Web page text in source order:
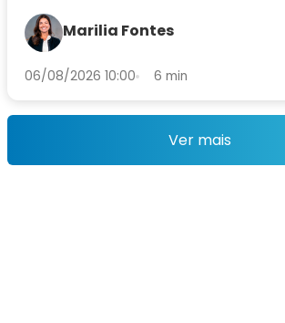
por que ainda não é hora de
aumentar risco
Marilia Fontes
06/08/2026 10:00 6 min
Ver mais